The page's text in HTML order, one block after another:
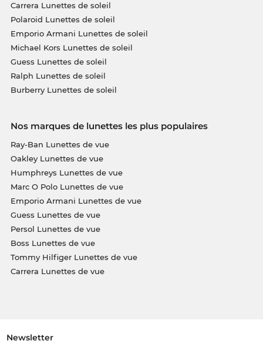
Carrera Lunettes de soleil
Polaroid Lunettes de soleil
Emporio Armani Lunettes de soleil
Michael Kors Lunettes de soleil
Guess Lunettes de soleil
Ralph Lunettes de soleil
Burberry Lunettes de soleil
Nos marques de lunettes les plus populaires
Ray-Ban Lunettes de vue
Oakley Lunettes de vue
Humphreys Lunettes de vue
Marc O Polo Lunettes de vue
Emporio Armani Lunettes de vue
Guess Lunettes de vue
Persol Lunettes de vue
Boss Lunettes de vue
Tommy Hilfiger Lunettes de vue
Carrera Lunettes de vue
Newsletter